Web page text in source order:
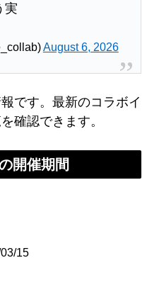
実
August 6, 2026
です。最新のコラボイ
確認できます。
開催期間
15